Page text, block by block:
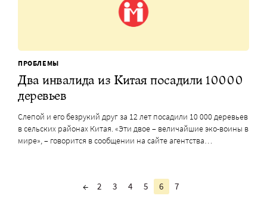
ПРОБЛЕМЫ
Два инвалида из Китая посадили 10000
деревьев
Слепой и его безрукий друг за 12 лет посадили 10 000 деревьев
в сельских районах Китая. «Эти двое – величайшие эко-воины в
мире», – говорится в сообщении на сайте агентства…
← 2 3 4 5 6 7